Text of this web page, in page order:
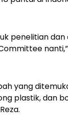
penelitian
yang
plastik, dan